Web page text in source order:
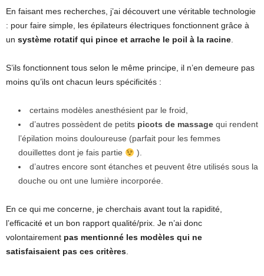
En faisant mes recherches, j’ai découvert une véritable technologie
: pour faire simple, les épilateurs électriques fonctionnent grâce à
un système rotatif qui pince et arrache le poil à la racine.
S’ils fonctionnent tous selon le même principe, il n’en demeure pas
moins qu’ils ont chacun leurs spécificités :
certains modèles anesthésient par le froid,
d’autres possèdent de petits picots de massage qui rendent
l’épilation moins douloureuse (parfait pour les femmes
douillettes dont je fais partie
).
d’autres encore sont étanches et peuvent être utilisés sous la
douche ou ont une lumière incorporée.
En ce qui me concerne, je cherchais avant tout la rapidité,
l’efficacité et un bon rapport qualité/prix. Je n’ai donc
volontairement pas mentionné les modèles qui ne
satisfaisaient pas ces critères.